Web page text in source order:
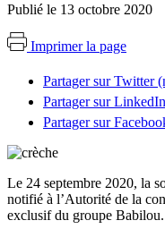
Publié le 13 octobre 2020
Imprimer la page
Partager sur Twitter
Partager sur
Partager sur
Le 24 septembre 2020, la
notifié à l’Autorité de la
exclusif du groupe Babilou.